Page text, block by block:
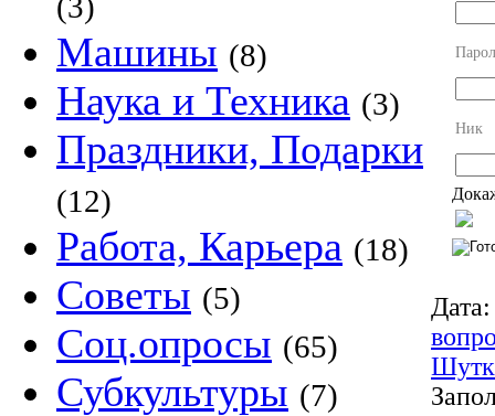
Машины (8)
Наука и Техника (3)
Праздники, Подарки
(12)
Работа, Карьера (18)
Советы (5)
Соц.опросы (65)
Субкультуры (7)
Ник
Дата: